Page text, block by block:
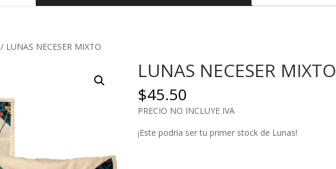
/ LUNAS NECESER MIXTO
LUNAS NECESER MIXTO
$45.50
PRECIO NO INCLUYE IVA
¡Este podría ser tu primer stock de Lunas!